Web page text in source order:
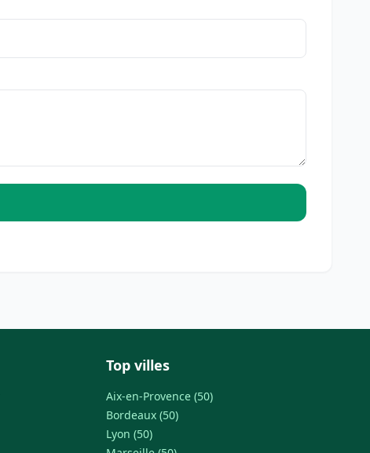
Top villes
Aix-en-Provence (50)
Bordeaux (50)
Lyon (50)